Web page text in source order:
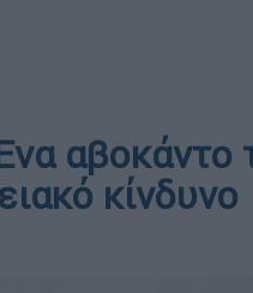
αβοκάντο
κίνδυνο